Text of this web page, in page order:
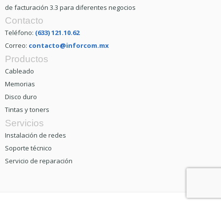
de facturación 3.3 para diferentes negocios
Contacto
Teléfono: (633) 121.10.62
Correo: contacto@inforcom.mx
Productos
Cableado
Memorias
Disco duro
Tintas y toners
Servicios
Instalación de redes
Soporte técnico
Servicio de reparación